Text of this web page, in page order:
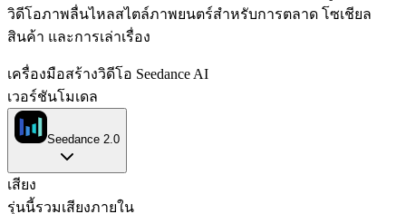
วิดีโอภาพลื่นไหลสไตล์ภาพยนตร์สำหรับการตลาด โซเชียล
สินค้า และการเล่าเรื่อง
เครื่องมือสร้างวิดีโอ Seedance AI
เวอร์ชันโมเดล
Seedance 2.0
เสียง
รุ่นนี้รวมเสียงภายใน